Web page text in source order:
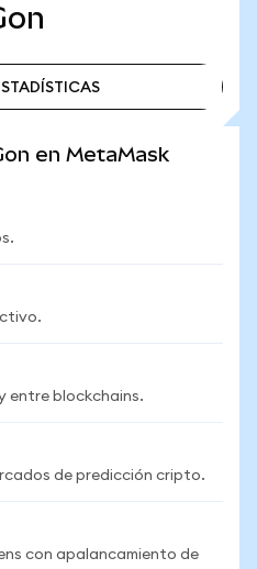
en MetaMask
entre blockchains.
de predicción cripto.
con apalancamiento de